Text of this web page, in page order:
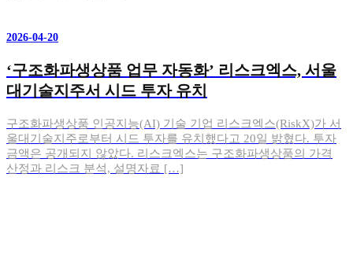
2026-04-20
‘구조화파생상품 업무 자동화’ 리스크엑스, 서울
대기술지주서 시드 투자 유치
구조화파생상품 인공지능(AI) 기술 기업 리스크엑스(RiskX)가 서
울대기술지주로부터 시드 투자를 유치했다고 20일 밝혔다. 투자
금액은 공개되지 않았다. 리스크엑스는 구조화파생상품의 가격
산정과 리스크 분석, 설명자료 […]